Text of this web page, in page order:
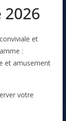
2026
et
:
et amusement
votre